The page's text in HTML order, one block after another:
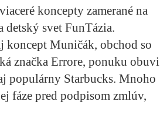
koncepty zamerané na
detský svet FunTázia.
Muničák, obchod so
značka Errore, ponuku obuvi
populárny Starbucks. Mnoho
fáze pred podpisom zmlúv,